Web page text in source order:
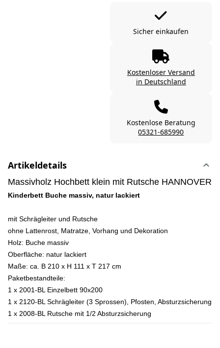
Sicher einkaufen
Kostenloser Versand
in Deutschland
Kostenlose Beratung
05321-685990
Artikeldetails
Massivholz Hochbett klein mit Rutsche HANNOVER
Kinderbett Buche massiv, natur lackiert
mit Schrägleiter und Rutsche
ohne Lattenrost, Matratze, Vorhang und Dekoration
Holz: Buche massiv
Oberfläche: natur lackiert
Maße: ca. B 210 x H 111 x T 217 cm
Paketbestandteile:
1 x 2001-BL Einzelbett 90x200
1 x 2120-BL Schrägleiter (3 Sprossen), Pfosten, Absturzsicherung
1 x 2008-BL Rutsche mit 1/2 Absturzsicherung